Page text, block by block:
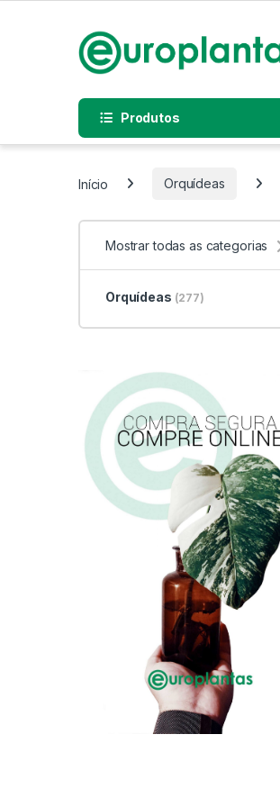
Produtos
Início Orquídeas
Mostrar todas as categorias
Orquídeas (277)